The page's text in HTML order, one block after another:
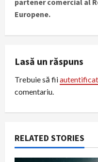
a
g
a
t
i
o
partener comercial al
Europene.
Lasă un răspuns
Trebuie să fiiautentificat
comentariu.
RELATED STORIES